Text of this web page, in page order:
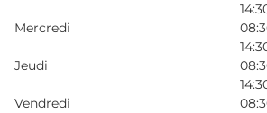
Mercredi
Jeudi
Vendredi